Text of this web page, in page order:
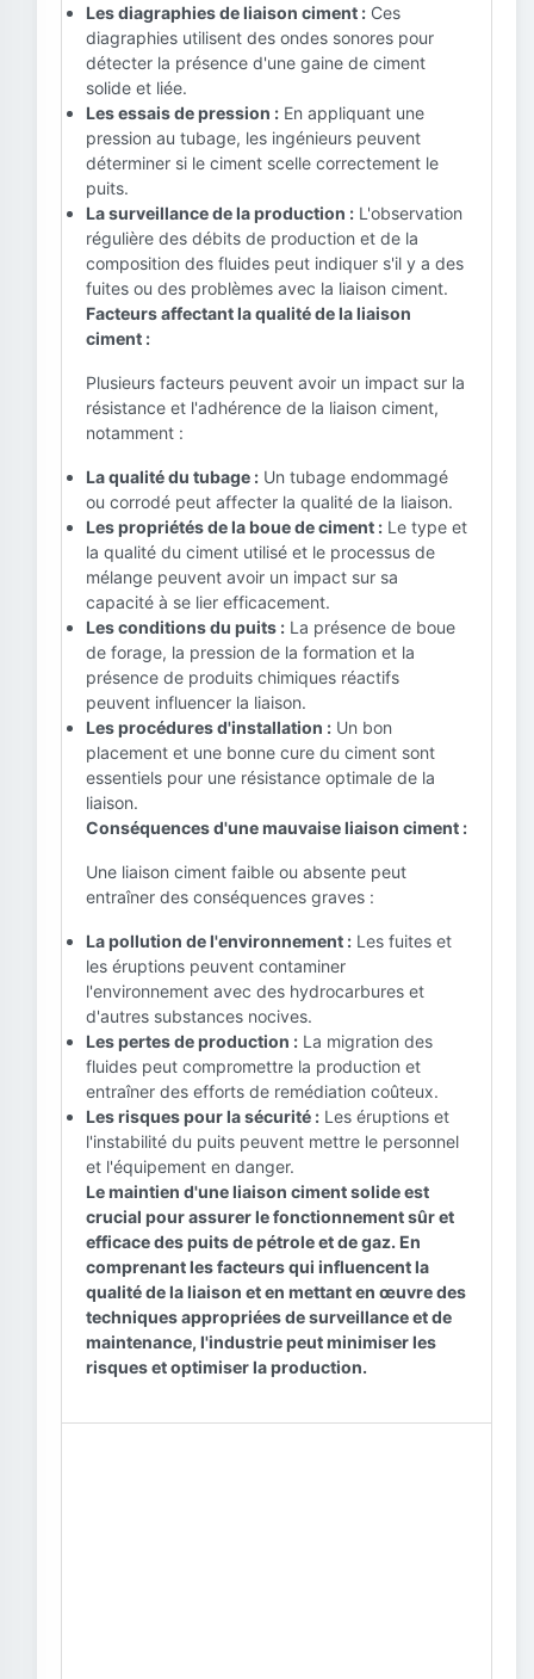
Les diagraphies de liaison ciment : Ces
diagraphies utilisent des ondes sonores pour
détecter la présence d'une gaine de ciment
solide et liée.
Les essais de pression : En appliquant une
pression au tubage, les ingénieurs peuvent
déterminer si le ciment scelle correctement le
puits.
La surveillance de la production : L'observation
régulière des débits de production et de la
composition des fluides peut indiquer s'il y a des
fuites ou des problèmes avec la liaison ciment.
Facteurs affectant la qualité de la liaison
ciment :
Plusieurs facteurs peuvent avoir un impact sur la
résistance et l'adhérence de la liaison ciment,
notamment :
La qualité du tubage : Un tubage endommagé
ou corrodé peut affecter la qualité de la liaison.
Les propriétés de la boue de ciment : Le type et
la qualité du ciment utilisé et le processus de
mélange peuvent avoir un impact sur sa
capacité à se lier efficacement.
Les conditions du puits : La présence de boue
de forage, la pression de la formation et la
présence de produits chimiques réactifs
peuvent influencer la liaison.
Les procédures d'installation : Un bon
placement et une bonne cure du ciment sont
essentiels pour une résistance optimale de la
liaison.
Conséquences d'une mauvaise liaison ciment :
Une liaison ciment faible ou absente peut
entraîner des conséquences graves :
La pollution de l'environnement : Les fuites et
les éruptions peuvent contaminer
l'environnement avec des hydrocarbures et
d'autres substances nocives.
Les pertes de production : La migration des
fluides peut compromettre la production et
entraîner des efforts de remédiation coûteux.
Les risques pour la sécurité : Les éruptions et
l'instabilité du puits peuvent mettre le personnel
et l'équipement en danger.
Le maintien d'une liaison ciment solide est
crucial pour assurer le fonctionnement sûr et
efficace des puits de pétrole et de gaz. En
comprenant les facteurs qui influencent la
qualité de la liaison et en mettant en œuvre des
techniques appropriées de surveillance et de
maintenance, l'industrie peut minimiser les
risques et optimiser la production.